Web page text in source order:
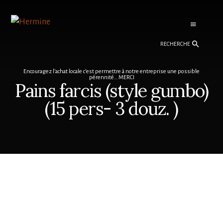
Encouragez l’achat locale c’est permettre à notre entreprise une possible
pérennité… MERCI
content
Recherche
Pains farcis (style gumbo)
(15 pers- 3 douz. )